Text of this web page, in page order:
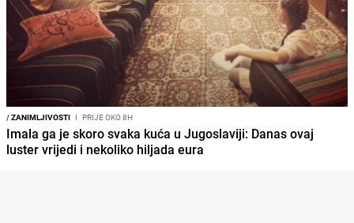
/ZANIMLJIVOSTI I PRIJE OKO 8H
Imala ga je skoro svaka kuća u Jugoslaviji: Danas ovaj
luster vrijedi i nekoliko hiljada eura